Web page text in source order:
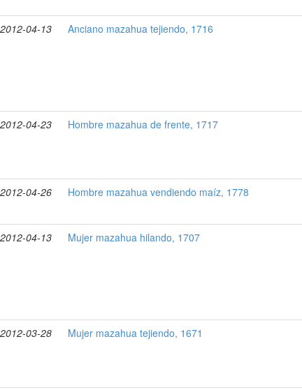
2012-04-13 Anciano mazahua tejiendo, 1716
2012-04-23 Hombre mazahua de frente, 1717
2012-04-26 Hombre mazahua vendiendo maíz, 1778
2012-04-13 Mujer mazahua hilando, 1707
2012-03-28 Mujer mazahua tejiendo, 1671